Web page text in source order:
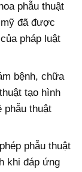
phẫu thuật
đã được
pháp luật
bệnh, chữa
tạo hình
phẫu thuật
phẫu thuật
khi đáp ứng